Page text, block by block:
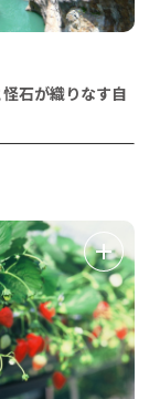
石が織りなす自